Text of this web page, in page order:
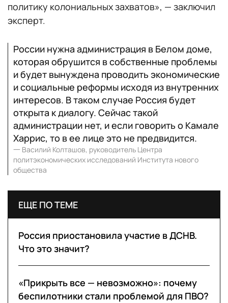
политику колониальных захватов», — заключил
эксперт.
России нужна администрация в Белом доме,
которая обрушится в собственные проблемы
и будет вынуждена проводить экономические
и социальные реформы исходя из внутренних
интересов. В таком случае Россия будет
открыта к диалогу. Сейчас такой
администрации нет, и если говорить о Камале
Харрис, то в ее лице это не предвидится.
一 Василий Колташов, руководитель Центра
политэкономических исследований Института нового
общества
ЕЩЕ ПО ТЕМЕ
Россия приостановила участие в ДСНВ.
Что это значит?
«Прикрыть все — невозможно»: почему
беспилотники стали проблемой для ПВО?